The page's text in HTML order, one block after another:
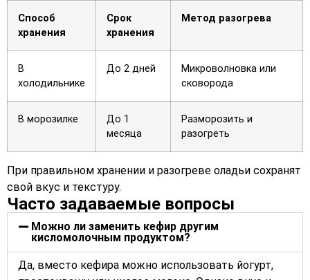
Способ
хранения
Срок
хранения
Метод разогрева
В
холодильнике
До 2 дней
Микроволновка или
сковорода
В морозилке
До 1
месяца
Разморозить и
разогреть
При правильном хранении и разогреве оладьи сохранят
свой вкус и текстуру.
Часто задаваемые вопросы
Можно ли заменить кефир другим
кисломолочным продуктом?
Да, вместо кефира можно использовать йогурт,